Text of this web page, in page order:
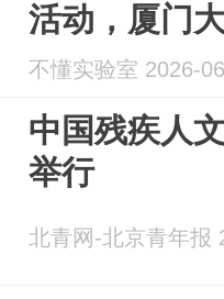
活动，厦门
告、厦门航
不懂实验室 2026-
中国残疾人
举行
北青网-北京青年报